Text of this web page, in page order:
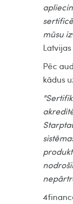
mūsu
Pēc
kādus